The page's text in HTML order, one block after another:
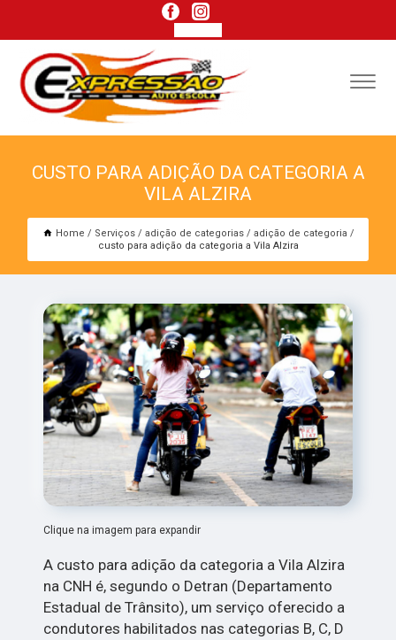
CUSTO PARA ADIÇÃO DA CATEGORIA A
VILA ALZIRA
Home Serviços adição de categorias
adição de categoria
custo para adição da categoria a Vila Alzira
Clique na imagem para expandir
A custo para adição da categoria a Vila Alzira
na CNH é, segundo o Detran (Departamento
Estadual de Trânsito), um serviço oferecido a
condutores habilitados nas categorias B, C, D